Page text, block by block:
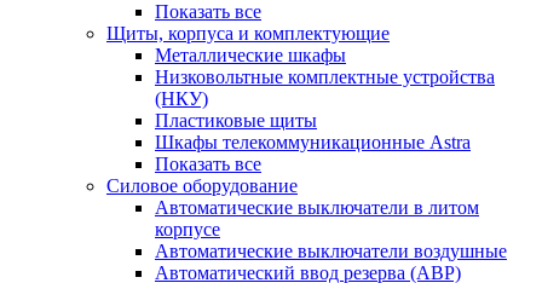
Показать все
Щиты, корпуса и комплектующие
Металлические шкафы
Низковольтные комплектные устройства
(НКУ)
Пластиковые щиты
Шкафы телекоммуникационные Astra
Показать все
Силовое оборудование
Автоматические выключатели в литом
корпусе
Автоматические выключатели воздушные
Автоматический ввод резерва (АВР)